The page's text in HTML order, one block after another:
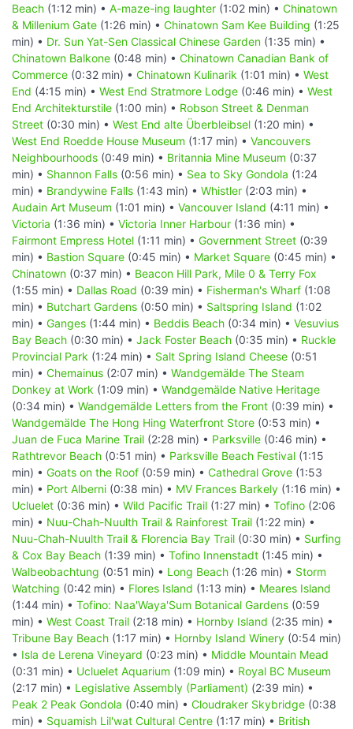
Beach (1:12 min) • A-maze-ing laughter (1:02 min) • Chinatown
& Millenium Gate (1:26 min) • Chinatown Sam Kee Building (1:25
min) • Dr. Sun Yat-Sen Classical Chinese Garden (1:35 min) •
Chinatown Balkone (0:48 min) • Chinatown Canadian Bank of
Commerce (0:32 min) • Chinatown Kulinarik (1:01 min) • West
End (4:15 min) • West End Stratmore Lodge (0:46 min) • West
End Architekturstile (1:00 min) • Robson Street & Denman
Street (0:30 min) • West End alte Überbleibsel (1:20 min) •
West End Roedde House Museum (1:17 min) • Vancouvers
Neighbourhoods (0:49 min) • Britannia Mine Museum (0:37
min) • Shannon Falls (0:56 min) • Sea to Sky Gondola (1:24
min) • Brandywine Falls (1:43 min) • Whistler (2:03 min) •
Audain Art Museum (1:01 min) • Vancouver Island (4:11 min) •
Victoria (1:36 min) • Victoria Inner Harbour (1:36 min) •
Fairmont Empress Hotel (1:11 min) • Government Street (0:39
min) • Bastion Square (0:45 min) • Market Square (0:45 min) •
Chinatown (0:37 min) • Beacon Hill Park, Mile 0 & Terry Fox
(1:55 min) • Dallas Road (0:39 min) • Fisherman's Wharf (1:08
min) • Butchart Gardens (0:50 min) • Saltspring Island (1:02
min) • Ganges (1:44 min) • Beddis Beach (0:34 min) • Vesuvius
Bay Beach (0:30 min) • Jack Foster Beach (0:35 min) • Ruckle
Provincial Park (1:24 min) • Salt Spring Island Cheese (0:51
min) • Chemainus (2:07 min) • Wandgemälde The Steam
Donkey at Work (1:09 min) • Wandgemälde Native Heritage
(0:34 min) • Wandgemälde Letters from the Front (0:39 min) •
Wandgemälde The Hong Hing Waterfront Store (0:53 min) •
Juan de Fuca Marine Trail (2:28 min) • Parksville (0:46 min) •
Rathtrevor Beach (0:51 min) • Parksville Beach Festival (1:15
min) • Goats on the Roof (0:59 min) • Cathedral Grove (1:53
min) • Port Alberni (0:38 min) • MV Frances Barkely (1:16 min) •
Ucluelet (0:36 min) • Wild Pacific Trail (1:27 min) • Tofino (2:06
min) • Nuu-Chah-Nuulth Trail & Rainforest Trail (1:22 min) •
Nuu-Chah-Nuulth Trail & Florencia Bay Trail (0:30 min) • Surfing
& Cox Bay Beach (1:39 min) • Tofino Innenstadt (1:45 min) •
Walbeobachtung (0:51 min) • Long Beach (1:26 min) • Storm
Watching (0:42 min) • Flores Island (1:13 min) • Meares Island
(1:44 min) • Tofino: Naa'Waya'Sum Botanical Gardens (0:59
min) • West Coast Trail (2:18 min) • Hornby Island (2:35 min) •
Tribune Bay Beach (1:17 min) • Hornby Island Winery (0:54 min)
• Isla de Lerena Vineyard (0:23 min) • Middle Mountain Mead
(0:31 min) • Ucluelet Aquarium (1:09 min) • Royal BC Museum
(2:17 min) • Legislative Assembly (Parliament) (2:39 min) •
Peak 2 Peak Gondola (0:40 min) • Cloudraker Skybridge (0:38
min) • Squamish Lil'wat Cultural Centre (1:17 min) • British